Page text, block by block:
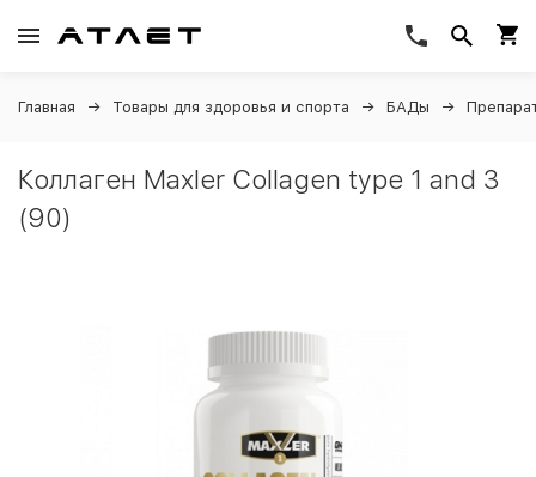
Главная Товары для здоровья и спорта БАДы
Коллаген Maxler Collagen type 1 and 3
(90)